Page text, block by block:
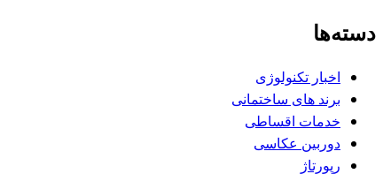
دسته‌ها
اخبار تکنولوژی
برند های ساختمانی
خدمات اقساطی
دوربین عکاسی
رپورتاژ